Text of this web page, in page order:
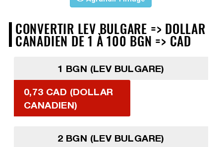
CONVERTIR LEV BULGARE => DOLLAR
CANADIEN DE 1 À 100 BGN => CAD
1 BGN (LEV BULGARE)
0,73 CAD (DOLLAR
CANADIEN)
2 BGN (LEV BULGARE)